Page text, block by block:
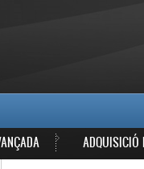
ADQUISICIÓ